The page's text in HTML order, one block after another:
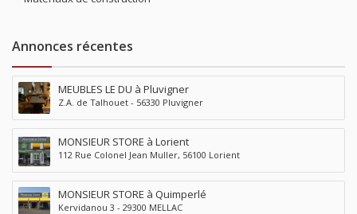
Annonces récentes
MEUBLES LE DU à Pluvigner
Z.A. de Talhouet - 56330 Pluvigner
MONSIEUR STORE à Lorient
112 Rue Colonel Jean Muller, 56100 Lorient
MONSIEUR STORE à Quimperlé
Kervidanou 3 - 29300 MELLAC